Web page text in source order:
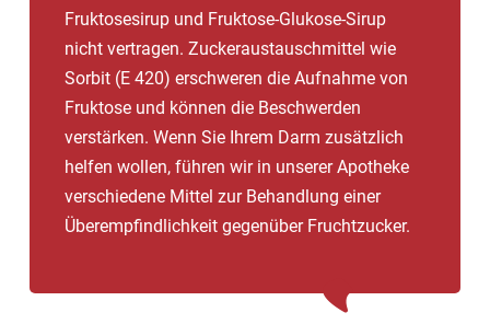
Fruktosesirup und Fruktose-Glukose-Sirup
nicht vertragen. Zuckeraustauschmittel wie
Sorbit (E 420) erschweren die Aufnahme von
Fruktose und können die Beschwerden
verstärken. Wenn Sie Ihrem Darm zusätzlich
helfen wollen, führen wir in unserer Apotheke
verschiedene Mittel zur Behandlung einer
Überempfindlichkeit gegenüber Fruchtzucker.